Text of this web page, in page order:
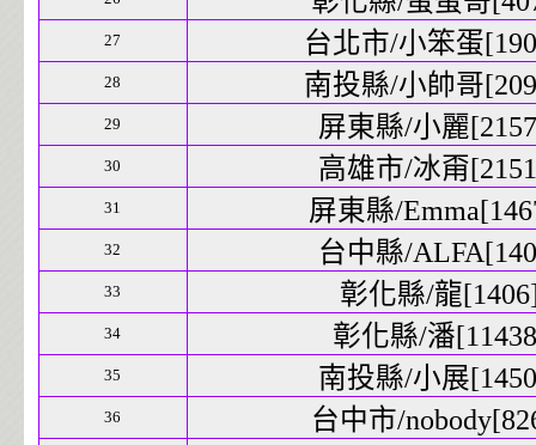
27 台北市/小笨蛋
28 南投縣/小帥哥
29 屏東縣/小麗
30 高雄市/冰甭
31 屏東縣/
32 台中縣/
33 彰化縣/龍
34 彰化縣/潘
35 南投縣/小展
36 台中市/